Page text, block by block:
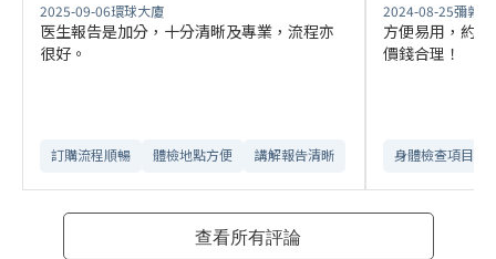
2025-09-06環球大廈
医生報告是加分，十分清晰及專業，流程亦
很好。
訂購流程順暢 體檢地點方便 講解報告清晰​
2024-08-25彌敦
方便易用，約
價錢合理！
身體檢查項目全
查看所有評論